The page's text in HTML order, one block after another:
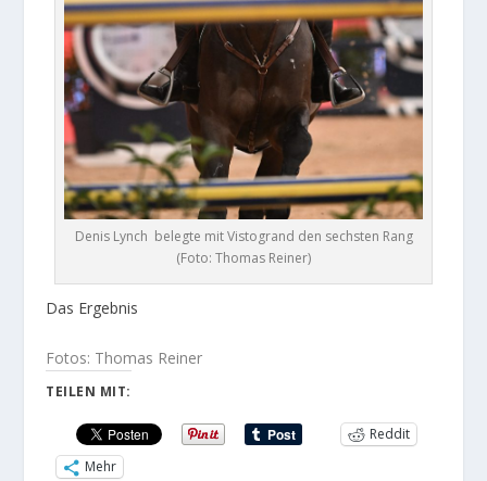
Denis Lynch belegte mit Vistogrand den sechsten Rang
(Foto: Thomas Reiner)
Das Ergebnis
Fotos: Thomas Reiner
TEILEN MIT:
Reddit
Mehr